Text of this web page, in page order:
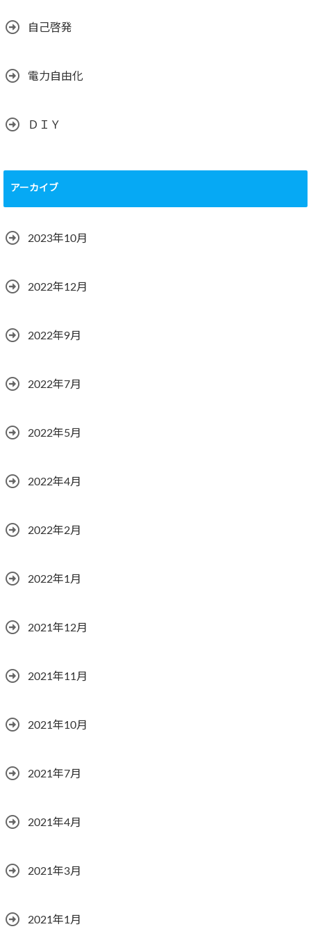
自己啓発
電力自由化
ＤＩＹ
アーカイブ
2023年10月
2022年12月
2022年9月
2022年7月
2022年5月
2022年4月
2022年2月
2022年1月
2021年12月
2021年11月
2021年10月
2021年7月
2021年4月
2021年3月
2021年1月